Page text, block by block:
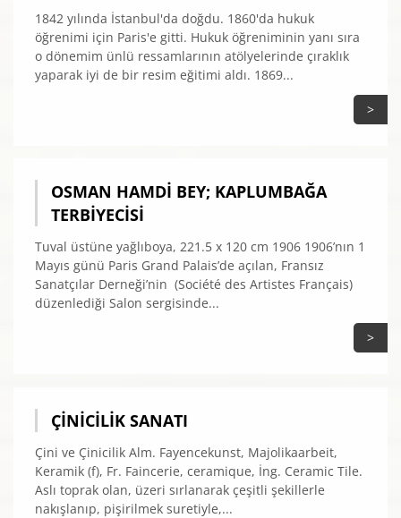
1842 yılında İstanbul'da doğdu. 1860'da hukuk
öğrenimi için Paris'e gitti. Hukuk öğreniminin yanı sıra
o dönemim ünlü ressamlarının atölyelerinde çıraklık
yaparak iyi de bir resim eğitimi aldı. 1869...
>
OSMAN HAMDI BEY; KAPLUMBAĞA
TERBIYECISI
Tuval üstüne yağlıboya, 221.5 x 120 cm 1906 1906’nın 1
Mayıs günü Paris Grand Palais’de açılan, Fransız
Sanatçılar Derneği’nin (Société des Artistes Français)
düzenlediği Salon sergisinde...
>
ÇINICILIK SANATI
Çini ve Çinicilik Alm. Fayencekunst, Majolikaarbeit,
Keramik (f), Fr. Faincerie, ceramique, İng. Ceramic Tile.
Aslı toprak olan, üzeri sırlanarak çeşitli şekillerle
nakışlanıp, pişirilmek suretiyle,...